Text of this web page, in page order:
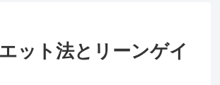
ット法とリーンゲイ